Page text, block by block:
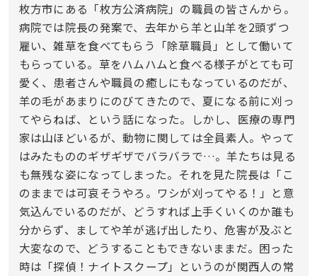
枚方市にある「枚方公済病院」の職員の皆さんから。
病院では院長の発案で、去年から羊と山羊を2頭ずつ
雇い、雑草を食べてもらう「除草職員」として働いて
もらっている。草をハムハムと食べる様子がとても可
愛く、患者さんや職員の癒しにもなっているのだが、
羊の毛があまりにのびてきたので、夏になる前に刈っ
てやらねば、という話になった。しかし、医療の専門
家は山ほどいるが、動物に関しては全員素人。やって
はみたもののギザギザでバラバラで…。羊たちは見る
も無残な姿になってしまった。それを見た院長は「こ
のままでは可哀そうやろ。ワシが刈ってやる！」と意
気込んでいるのだが、どうすれば上手くいくのか誰も
分からず、ましてや羊が逃げ出したり、危害が及ぶと
大変なので、どうすることもできないままだ。困った
時は「探偵！ナイトスクープ」というのが関西人の常